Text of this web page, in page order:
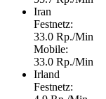
Iran
Festnetz:
33.0 Rp./Min
Mobile:
33.0 Rp./Min
Irland
Festnetz: